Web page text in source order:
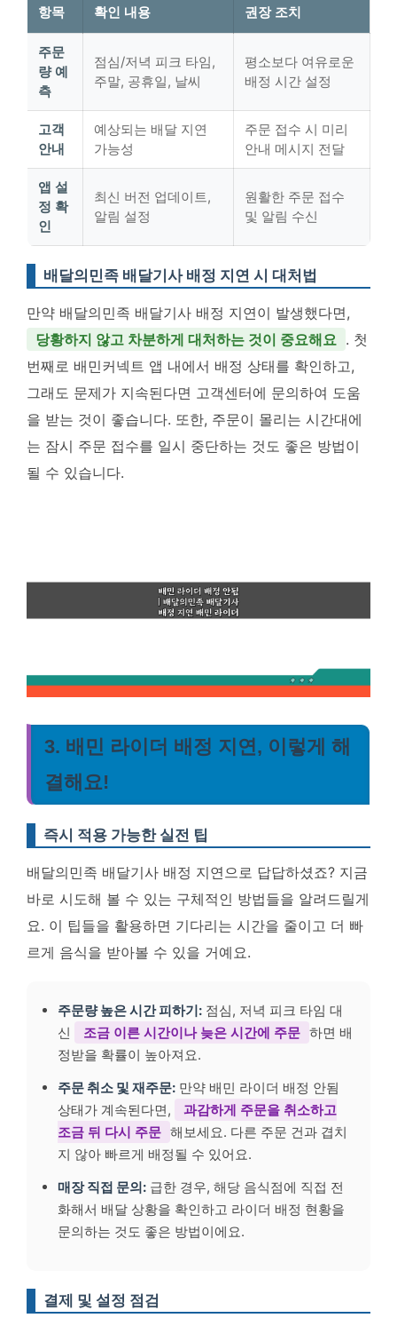
항목 확인 내용 권장 조치
주문
량 예
측
점심/저녁 피크 타임,
주말, 공휴일, 날씨
평소보다 여유로운
배정 시간 설정
고객
안내
예상되는 배달 지연
가능성
주문 접수 시 미리
안내 메시지 전달
앱 설
정 확
인
최신 버전 업데이트,
알림 설정
원활한 주문 접수
및 알림 수신
배달의민족 배달기사 배정 지연 시 대처법
만약 배달의민족 배달기사 배정 지연이 발생했다면,
당황하지 않고 차분하게 대처하는 것이 중요해요
. 첫
번째로 배민커넥트 앱 내에서 배정 상태를 확인하고,
그래도 문제가 지속된다면 고객센터에 문의하여 도움
을 받는 것이 좋습니다. 또한, 주문이 몰리는 시간대에
는 잠시 주문 접수를 일시 중단하는 것도 좋은 방법이
될 수 있습니다.
3. 배민 라이더 배정 지연, 이렇게 해
결해요!
즉시 적용 가능한 실전 팁
배달의민족 배달기사 배정 지연으로 답답하셨죠? 지금
바로 시도해 볼 수 있는 구체적인 방법들을 알려드릴게
요. 이 팁들을 활용하면 기다리는 시간을 줄이고 더 빠
르게 음식을 받아볼 수 있을 거예요.
주문량 높은 시간 피하기: 점심, 저녁 피크 타임 대
신
조금 이른 시간이나 늦은 시간에 주문 하면 배
정받을 확률이 높아져요.
주문 취소 및 재주문: 만약 배민 라이더 배정 안됨
상태가 계속된다면,
과감하게 주문을 취소하고
조금 뒤 다시 주문 해보세요. 다른 주문 건과 겹치
지 않아 빠르게 배정될 수 있어요.
매장 직접 문의: 급한 경우, 해당 음식점에 직접 전
화해서 배달 상황을 확인하고 라이더 배정 현황을
문의하는 것도 좋은 방법이에요.
결제 및 설정 점검